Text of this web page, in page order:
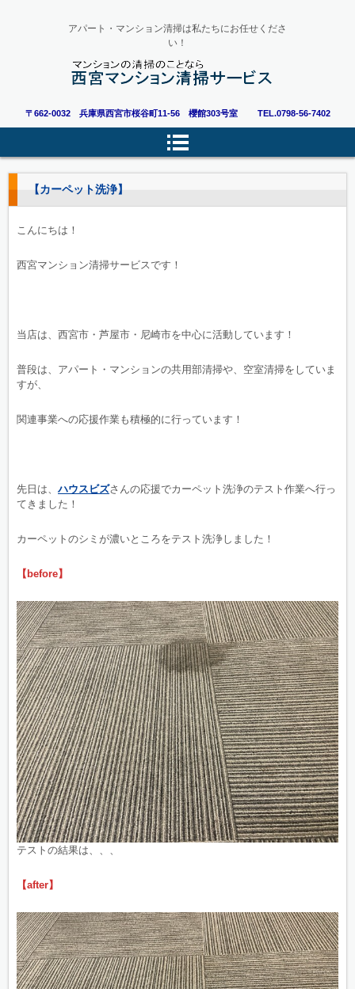
アパート・マンション清掃は私たちにお任せくださ
い！
〒662-0032 兵庫県西宮市桜谷町11-56 櫻館303号室 TEL.0798-56-7402
【カーペット洗浄】
こんにちは！
西宮マンション清掃サービスです！
当店は、西宮市・芦屋市・尼崎市を中心に活動しています！
普段は、アパート・マンションの共用部清掃や、空室清掃をしていま
すが、
関連事業への応援作業も積極的に行っています！
先日は、 ハウスビズさんの応援でカーペット洗浄のテスト作業へ行っ
てきました！
カーペットのシミが濃いところをテスト洗浄しました！
【before】
テストの結果は、、、
【after】